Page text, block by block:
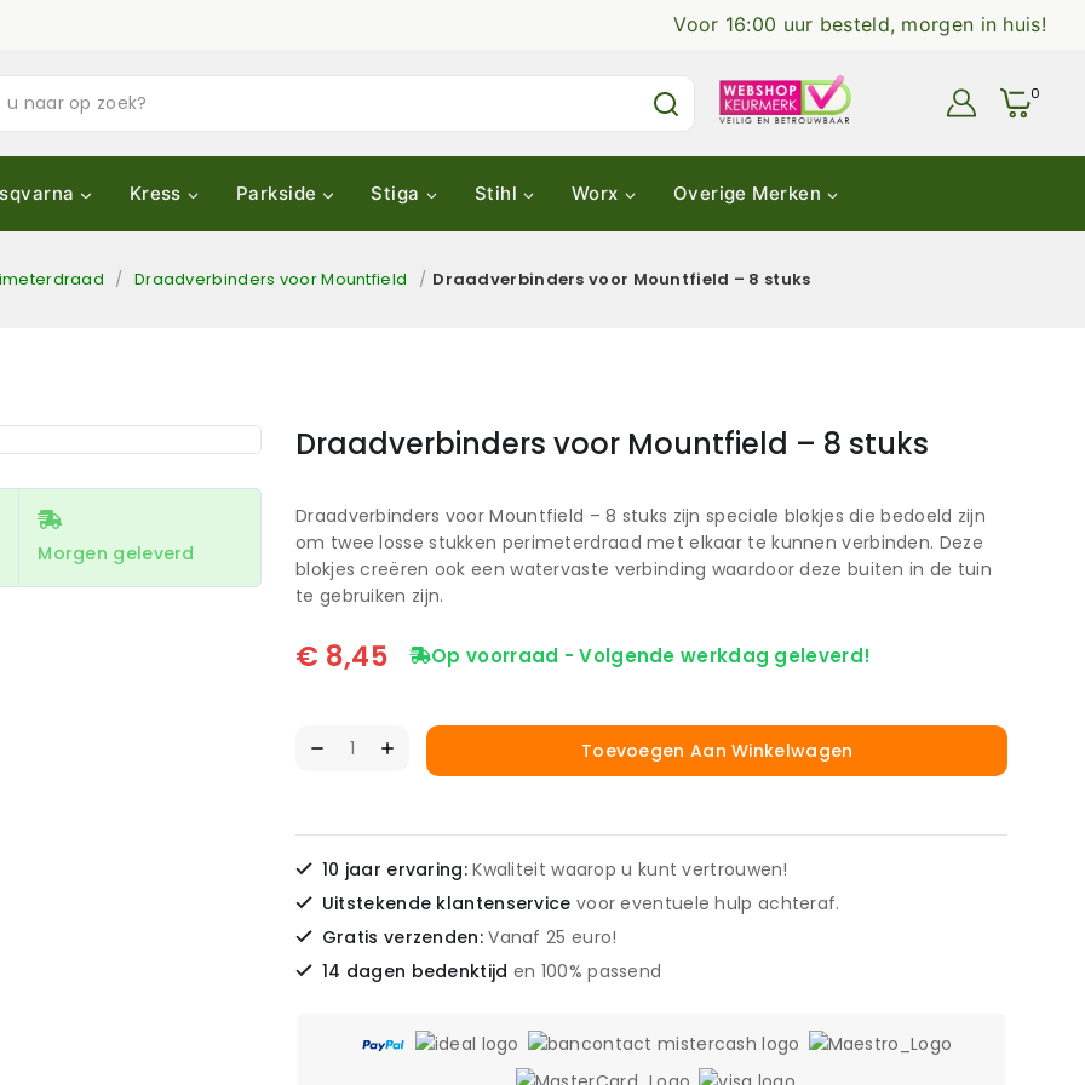
Voor 16:00 uur besteld, morgen in huis!
0
Kress Parkside Stiga Stihl Worx Overige Merken
/ Draadverbinders voor Mountfield / Draadverbinders voor Mountfield – 8 stuks
Morgen geleverd
Draadverbinders voor Mountfield – 8 stuks
Draadverbinders voor Mountfield – 8 stuks zijn speciale blokjes die bedoeld zijn
om twee losse stukken perimeterdraad met elkaar te kunnen verbinden. Deze
blokjes creëren ook een watervaste verbinding waardoor deze buiten in de tuin
te gebruiken zijn.
€ 8,45 Op voorraad - Volgende werkdag geleverd!
Toevoegen Aan Winkelwagen
10 jaar ervaring:Kwaliteit waarop u kunt vertrouwen!
Uitstekende klantenservice voor eventuele hulp achteraf.
Gratis verzenden:Vanaf 25 euro!
14 dagen bedenktijd en 100% passend